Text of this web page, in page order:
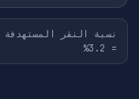
= 3.2%